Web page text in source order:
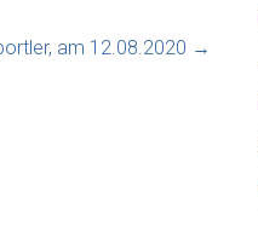
am 12.08.2020 →